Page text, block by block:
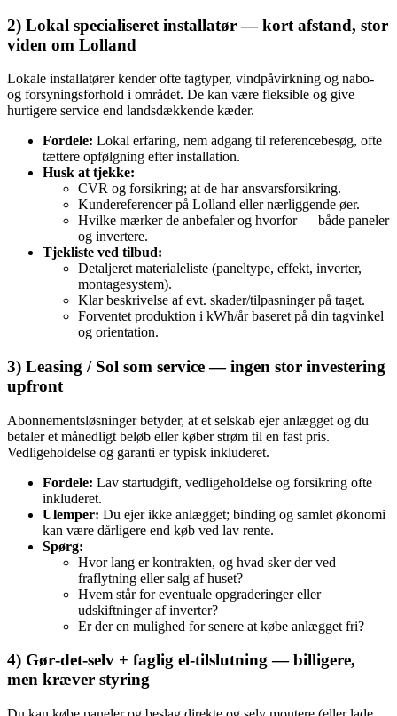
2) Lokal specialiseret installatør — kort afstand, stor
viden om Lolland
Lokale installatører kender ofte tagtyper, vindpåvirkning og nabo‑
og forsyningsforhold i området. De kan være fleksible og give
hurtigere service end landsdækkende kæder.
Fordele: Lokal erfaring, nem adgang til referencebesøg, ofte
tættere opfølgning efter installation.
Husk at tjekke:
CVR og forsikring; at de har ansvarsforsikring.
Kundereferencer på Lolland eller nærliggende øer.
Hvilke mærker de anbefaler og hvorfor — både paneler
og invertere.
Tjekliste ved tilbud:
Detaljeret materialeliste (paneltype, effekt, inverter,
montagesystem).
Klar beskrivelse af evt. skader/tilpasninger på taget.
Forventet produktion i kWh/år baseret på din tagvinkel
og orientation.
3) Leasing / Sol som service — ingen stor investering
upfront
Abonnementsløsninger betyder, at et selskab ejer anlægget og du
betaler et månedligt beløb eller køber strøm til en fast pris.
Vedligeholdelse og garanti er typisk inkluderet.
Fordele: Lav startudgift, vedligeholdelse og forsikring ofte
inkluderet.
Ulemper: Du ejer ikke anlægget; binding og samlet økonomi
kan være dårligere end køb ved lav rente.
Spørg:
Hvor lang er kontrakten, og hvad sker der ved
fraflytning eller salg af huset?
Hvem står for eventuale opgraderinger eller
udskiftninger af inverter?
Er der en mulighed for senere at købe anlægget fri?
4) Gør‑det‑selv + faglig el‑tilslutning — billigere,
men kræver styring